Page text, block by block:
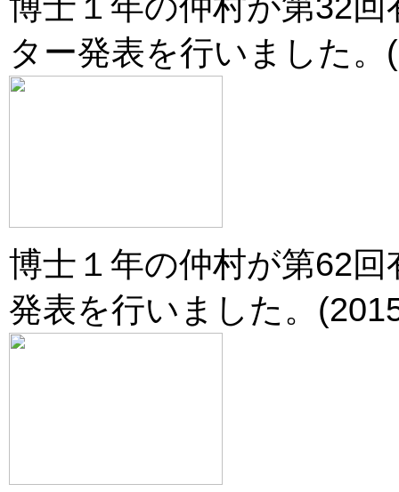
ター発表を行いました。
博士１年の仲村が第62
発表を行いました。